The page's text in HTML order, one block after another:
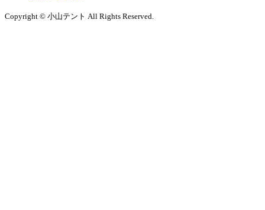
Copyright © 小山テント All Rights Reserved.